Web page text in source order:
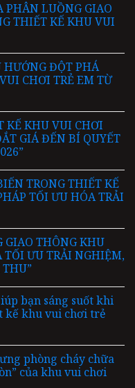
PHÂN LUỒNG GIAO
THIẾT KẾ KHU VUI
ĐỘT PHÁ
CHƠI TRẺ EM TỪ
KẾ KHU VUI CHƠI
GIÁ ĐẾN BÍ QUYẾT
TRONG THIẾT KẾ
TỐI ƯU HÓA TRẢI
GIAO THÔNG KHU
ƯU TRẢI NGHIỆM,
bạn sáng suốt khi
kế khu vui chơi trẻ
phòng cháy chữa
của khu vui chơi